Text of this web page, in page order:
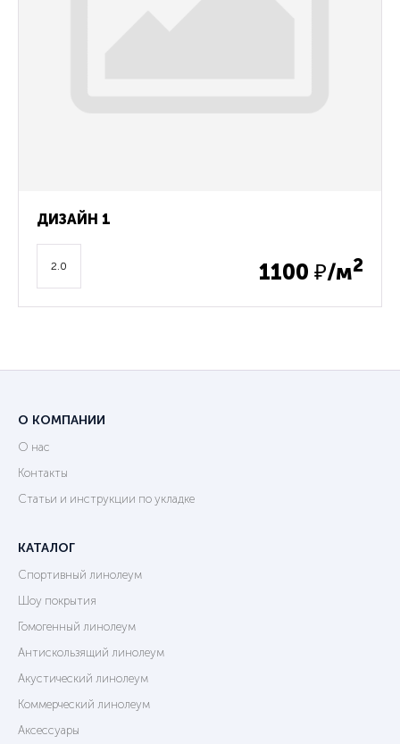
ДИЗАЙН 1
2.0 1100 ₽/м2
О КОМПАНИИ
О нас
Контакты
Статьи и инструкции по укладке
КАТАЛОГ
Спортивный линолеум
Шоу покрытия
Гомогенный линолеум
Антискользящий линолеум
Акустический линолеум
Коммерческий линолеум
Аксессуары